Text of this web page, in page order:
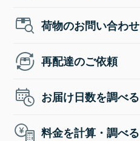
荷物のお問い合わせ
再配達のご依頼
お届け日数を調べる
料金を計算・調べる